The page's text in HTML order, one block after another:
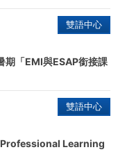
雙語中心
期「EMI與ESAP銜接課
雙語中心
Professional Learning